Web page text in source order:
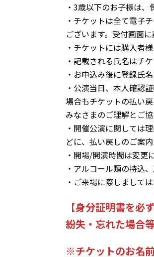
・3歳以下のお子様は
・チケットは全て電子
ございます。受付画面
・チケットには購入者
・記載される氏名はチ
・お申込み後に登録氏
・公演当日、本人確認
場合もチケットの払い
みなさまのご理解とご
・開催公演に関しては
どに、払い戻しのご案
・開場/開演時間は変更
・アルコール類の持込
・ご来場に際しまして
【身分証明書を必
紛失・忘れた場合
※チケットのお名